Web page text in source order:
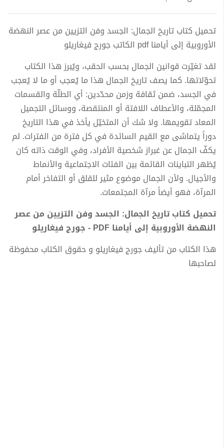
تحميل كتاب تاريخ الجمال: الجسد وفن التزيين من عصر النهضة
الأوروبية إلى أيامنا pdf الكاتب جورج فيغاريلو
لقد تغيّرت قوانين الجمال بحسب الحقب، ويُبرز هذا الكتاب
تحوّلاتها. كما يصف تاريخ الجمال هذا ما يُعجب أو ما لا يُعجب
في الجسد، ضمن ثقافة وزمن محدّدين: أي الطلّة والقسمات
المجمّلة، والأعطاف اللافتة أو المنتقصة، ووسائل التجميل
المعاد تقويمها. ولا شك أن المتخيّل يأخذ في هذا التاريخ
دوراً يتماشى مع القيم السائدة في كل فترة من الفترات. لم
يكفّ الجمال عن غبراز شخصية الأفراد، وفي الوقت ذاته كان
يُظهر التباينات القائمة بين الفئات الاجتماعية والأنماط
والأجيال. ولأن الجمال موضوع مثير للقلق أو التفاخر أمام
المرآة، فهو أيضاً مرآة المجتمعات.
تحميل كتاب تاريخ الجمال: الجسد وفن التزيين من عصر
النهضة الأوروبية إلى أيامنا PDF - جورج فيغاريلو
هذا الكتاب من تأليف جورج فيغاريلو و حقوق الكتاب محفوظة
لصاحبها